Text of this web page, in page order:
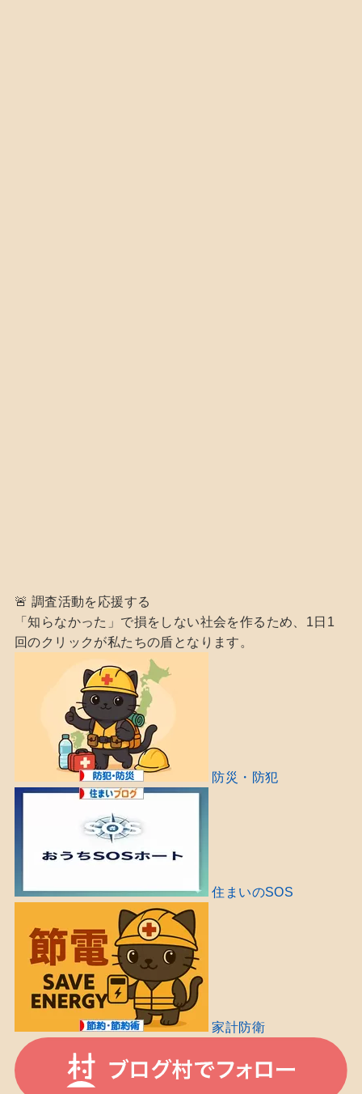
🚨 調査活動を応援する
「知らなかった」で損をしない社会を作るため、1日1
回のクリックが私たちの盾となります。
防災・防犯
住まいのSOS
家計防衛